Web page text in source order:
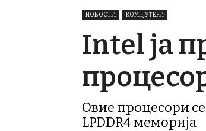
НОВОСТИ КОМПЈУТЕРИ
Intel ја
Овие процесори
LPDDR4 меморија